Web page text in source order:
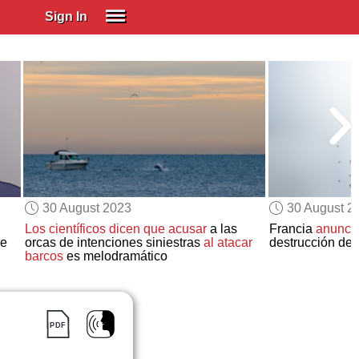
Sign In
Spanish (Spain)
SUBSCRIBE
EDUCATIONAL LICENSES
GIFT CARDS
OTHER LANGUAGES
ABOUT US
30 August 2023
Los científicos dicen que acusara las
orcas de intenciones siniestras al atacar
barcoses melodramático
30 August
Francia
destrucción de